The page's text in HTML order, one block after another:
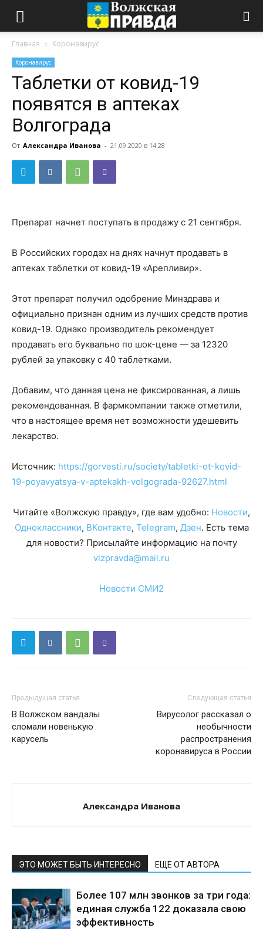
Главная Коронавирус
Коронавирус
Таблетки от ковид-19
появятся в аптеках
Волгограда
От Александра Иванова - 21.09.2020 в 14:28
Препарат начнет поступать в продажу с 21 сентября.
В Российских городах на днях начнут продавать в
аптеках таблетки от ковид-19 «Арепливир».
Этот препарат получил одобрение Минздрава и
официально признан одним из лучших средств против
ковид-19. Однако производитель рекомендует
продавать его буквально по шок-цене — за 12320
рублей за упаковку с 40 таблетками.
Добавим, что данная цена не фиксированная, а лишь
рекомендованная. В фармкомпании также отметили,
что в настоящее время нет возможности удешевить
лекарство.
Источник: https://gorvesti.ru/society/tabletki-ot-kovid-
19-poyavyatsya-v-aptekakh-volgograda-92627.html
Читайте «Волжскую правду», где вам удобно: Новости,
Одноклассники, ВКонтакте, Telegram, Дзен. Есть тема
для новости? Присылайте информацию на почту
vlzpravda@mail.ru
Новости СМИ2
Предыдущая статья
В Волжском вандалы
сломали новенькую
карусель
Следующая статья
Вирусолог рассказал о
необычности
распространения
коронавируса в России
Александра Иванова
ЭТО МОЖЕТ БЫТЬ ИНТЕРЕСНО ЕЩЕ ОТ АВТОРА
Более 107 млн звонков за три года:
единая служба 122 доказала свою
эффективность